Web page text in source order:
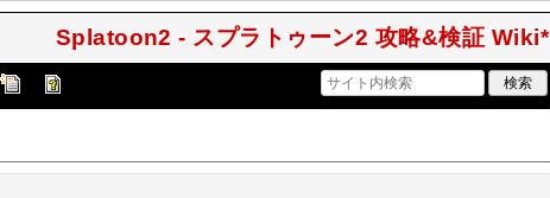
Splatoon2 - スプラトゥーン2 攻略&検証 Wiki*